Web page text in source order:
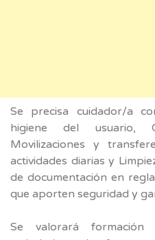
Se precisa cuidador/a
higiene del usuario,
Movilizaciones y
actividades diarias y
de documentación en
que aporten seguridad y
Se valorará formación